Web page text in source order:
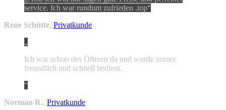
service. Ich war rundum zufrieden .top
Rene Schütte, Privatkunde
Ich war schon des Öfteren da und wurde immer
freundlich und schnell bedient.
Norman R., Privatkunde